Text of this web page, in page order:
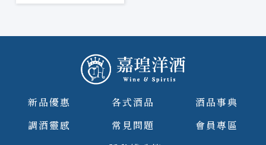
新品優惠 各式酒品
酒品事典
調酒靈感
常見問題
會員專區